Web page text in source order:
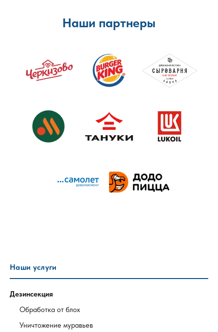
Наши партнеры
Наши услуги
Дезинсекция
Обработка от блох
Уничтожение муравьев